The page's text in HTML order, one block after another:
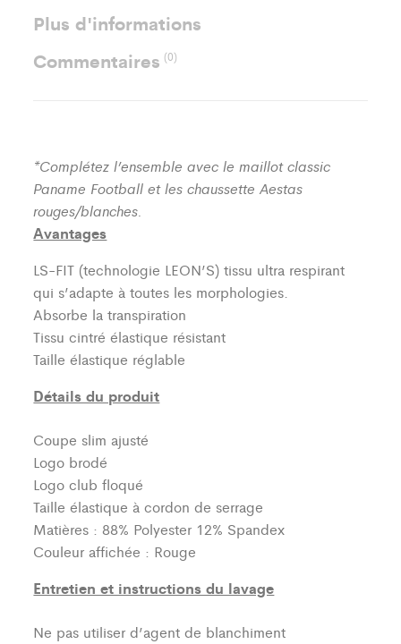
Plus d'informations
Commentaires(0)
*Complétez l’ensemble avec le maillot classic
Paname Football et les chaussette Aestas
rouges/blanches.
Avantages
LS-FIT (technologie LEON’S)tissu ultra respirant
qui s’adapte à toutes les morphologies.
Absorbe la transpiration
Tissu cintré élastique résistant
Taille élastique réglable
Détails du produit
Coupe slim ajusté
Logo brodé
Logo club floqué
Taille élastique à cordon de serrage
Matières : 88% Polyester 12% Spandex
Couleur affichée : Rouge
Entretien et instructions du lavage
Ne pas utiliser d’agent de blanchiment